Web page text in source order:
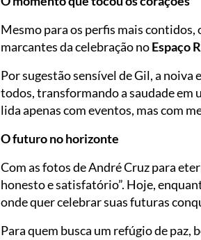
Mesmo para os perfis mais
marcantes da celebração noEspaço
Por sugestão sensível de Gil, a noiva
todos, transformando a saudade em
lida apenas com eventos, mas com
O futuro no horizonte
Com as fotos de André Cruz para
honesto e satisfatório”. Hoje,
onde quer celebrar suas futuras
Para quem busca um refúgio de paz,